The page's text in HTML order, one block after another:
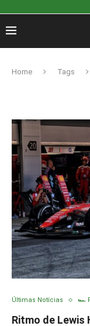
Home Tags
Últimas Notícias 🏎️
Ritmo de Lewis